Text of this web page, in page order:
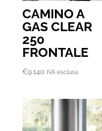
CAMINO A
GAS CLEAR
250
FRONTALE
€9.140 IVA esclusa